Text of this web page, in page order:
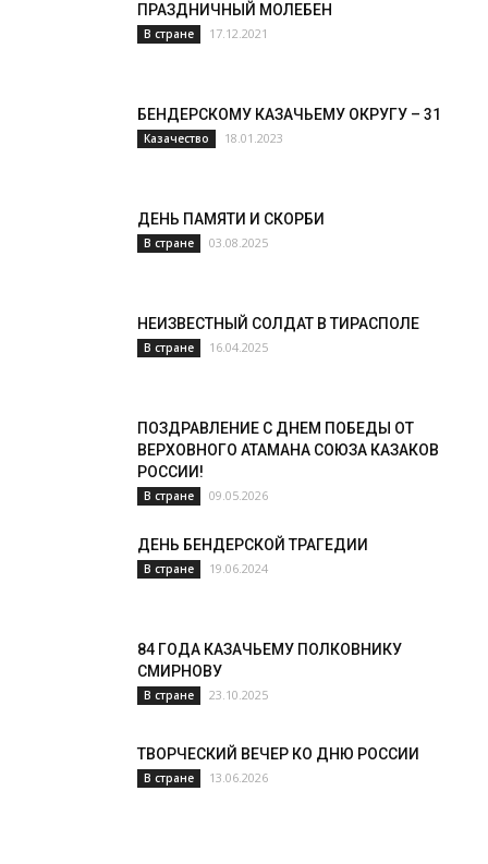
ПРАЗДНИЧНЫЙ МОЛЕБЕН
В стране 17.12.2021
БЕНДЕРСКОМУ КАЗАЧЬЕМУ ОКРУГУ – 31
Казачество 18.01.2023
ДЕНЬ ПАМЯТИ И СКОРБИ
В стране 03.08.2025
НЕИЗВЕСТНЫЙ СОЛДАТ В ТИРАСПОЛЕ
В стране 16.04.2025
ПОЗДРАВЛЕНИЕ С ДНЕМ ПОБЕДЫ ОТ
ВЕРХОВНОГО АТАМАНА СОЮЗА КАЗАКОВ
РОССИИ!
В стране 09.05.2026
ДЕНЬ БЕНДЕРСКОЙ ТРАГЕДИИ
В стране 19.06.2024
84 ГОДА КАЗАЧЬЕМУ ПОЛКОВНИКУ
СМИРНОВУ
В стране 23.10.2025
ТВОРЧЕСКИЙ ВЕЧЕР КО ДНЮ РОССИИ
В стране 13.06.2026